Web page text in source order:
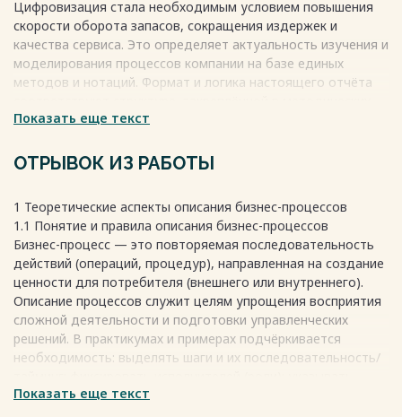
Цифровизация стала необходимым условием повышения
скорости оборота запасов, сокращения издержек и
качества сервиса. Это определяет актуальность изучения и
моделирования процессов компании на базе единых
методов и нотаций. Формат и логика настоящего отчёта
указаниях и продемонстрированной в примерах отчётов по
Задачи учебной (ознакомительной) практики:
процессов;
– практически выполнить анализ и моделирование бизнес-
процессов ООО «Турон»;
– разработать рекомендации по совершенствованию
бизнес-процессов ООО «Турон».
Объектом исследования являются бизнес-процессы ООО
«Турон».
Предметом исследования является анализ и
Показать еще текст
ОТРЫВОК ИЗ РАБОТЫ
1 Теоретические аспекты описания бизнес-процессов
1.1 Понятие и правила описания бизнес-процессов
Бизнес-процесс — это повторяемая последовательность
действий (операций, процедур), направленная на создание
ценности для потребителя (внешнего или внутреннего).
Описание процессов служит целям упрощения восприятия
сложной деятельности и подготовки управленческих
решений. В практикумах и примерах подчёркивается
необходимость: выделять шаги и их последовательность/
сопутствующие документы/системы/потоки;
Показать еще текст